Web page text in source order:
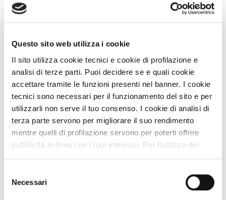
Questo sito web utilizza i cookie
Il sito utilizza cookie tecnici e cookie di profilazione e
analisi di terze parti. Puoi decidere se e quali cookie
accettare tramite le funzioni presenti nel banner. I cookie
tecnici sono necessari per il funzionamento del sito e per
utilizzarli non serve il tuo consenso. I cookie di analisi di
terza parte servono per migliorare il suo rendimento
mentre quelli di profilazione servono per poterti offrire
pubblicità in linea con i tuoi interessi. Per l’utilizzo dei
senza accettare” verranno installati solo i cookie tecnici.
Cliccando il pulsante “Accetta tutto” acconsenti all’utilizzo
delNecessari
Descrizione
CIN IT075031B400037954
Nei Dintorni
Dove siamo
+